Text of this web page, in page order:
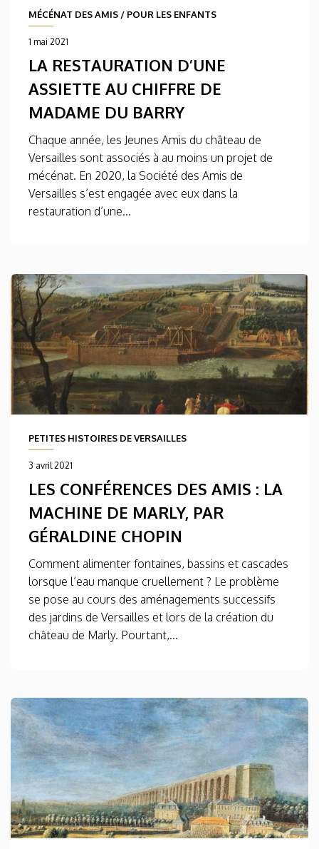
MÉCÉNAT DES AMIS / POUR LES ENFANTS
1 mai 2021
LA RESTAURATION D’UNE
ASSIETTE AU CHIFFRE DE
MADAME DU BARRY
Chaque année, les Jeunes Amis du château de
Versailles sont associés à au moins un projet de
mécénat. En 2020, la Société des Amis de
Versailles s’est engagée avec eux dans la
restauration d’une...
PETITES HISTOIRES DE VERSAILLES
3 avril 2021
LES CONFÉRENCES DES AMIS : LA
MACHINE DE MARLY, PAR
GÉRALDINE CHOPIN
Comment alimenter fontaines, bassins et cascades
lorsque l’eau manque cruellement ? Le problème
se pose au cours des aménagements successifs
des jardins de Versailles et lors de la création du
château de Marly. Pourtant,...